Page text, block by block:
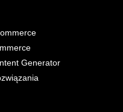
Generator